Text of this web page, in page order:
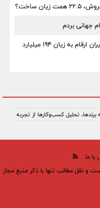
جهانی بردم
چرا رشد ۳۵ درصدی درآمد شرکت ایران ارقام به زیان ۱۹۴ میلیارد
تحلیل کسب‌وکارها از تجربه
ما
و نقل مطالب تنها با ذکر منبع مجاز